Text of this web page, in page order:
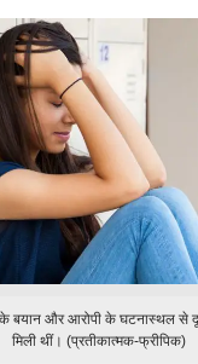
बयान और आरोपी के घटनास्थल से
मिली थीं। (प्रतीकात्मक-फ्रीपिक)